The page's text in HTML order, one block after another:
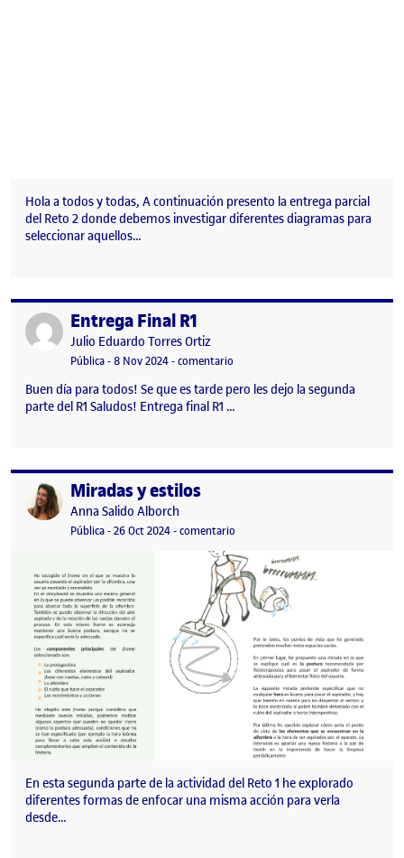
Hola a todos y todas, A continuación presento la entrega parcial
del Reto 2 donde debemos investigar diferentes diagramas para
seleccionar aquellos…
Publicado porEntrega Final R1
Publicado por
Julio Eduardo Torres Ortiz
Visibilidad:
Pública-Fecha de publicación
8 Nov 2024-comentario
Buen día para todos! Se que es tarde pero les dejo la segunda
parte del R1 Saludos! Entrega final R1 …
Publicado porMiradas y estilos
Publicado por
Anna Salido Alborch
Visibilidad:
Pública-Fecha de publicación
26 Oct 2024-comentario
En esta segunda parte de la actividad del Reto 1 he explorado
diferentes formas de enfocar una misma acción para verla
desde…